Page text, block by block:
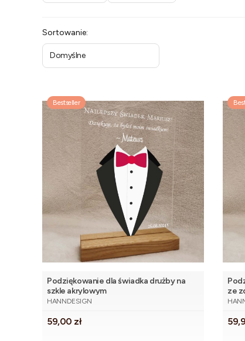
Lista produktów
Sortowanie:
Domyślne
Bestseller
Podziękowanie dla świadka drużby na
szkle akrylowym
PRODUCENT
HANNDESIGN
Cena
59,00 zł
ze